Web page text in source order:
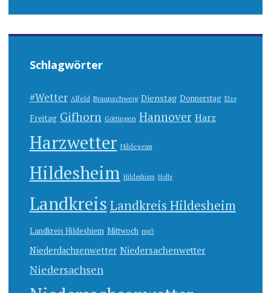
Schlagwörter
#Wetter Alfeld Braunschweig Dienstag Donnerstag Elze
Freitag Gifhorn Göttingen Hannover Harz
Harzwetter Hildeseim
Hildesheim Hildeshiem Holle
Landkreis Landkreis Hildesheim
Landkreis Hildeshiem Mittwoch mp3
Niederdachsenwetter Niedersachenwetter
Niedersachsen